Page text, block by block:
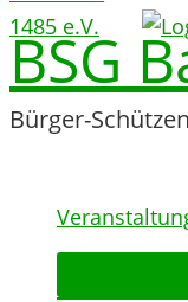
BSG
Bürger-